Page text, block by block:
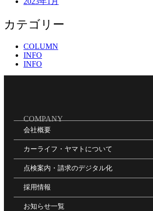
カテゴリー
COLUMN
INFO
INFO
COMPANY
会社概要
カーライフ・ヤマトについて
点検案内・請求のデジタル化
採用情報
お知らせ一覧